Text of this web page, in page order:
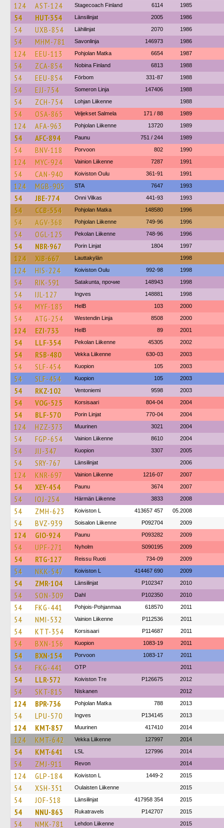
124 AST-124 Stagecoach Finland 6114 1985
54 HUT-354 Länsilinjat 2005 1986
54 UXB-854 Lähilinjat 2070 1986
54 MHM-781 Savonlinja 146973 1986
124 EEU-113 Pohjolan Matka 6654 1987
54 ZCA-854 Nobina Finland 6813 1988
54 EEU-854 Förbom 331-87 1988
54 EJJ-754 Someron Linja 147406 1988
54 ZCH-754 Lohjan Liikenne 1988
54 OSA-865 Veljekset Salmela 171 / 88 1989
124 AFA-963 Pohjolan Liikenne 13720 1989
54 AFC-894 Paunu 751 / 244 1989
54 BNV-118 Porvoon 802 1990
124 MYC-924 Vainion Liikenne 7287 1991
54 CAN-940 Koiviston Oulu 361-91 1991
124 MGB-905 STA 7647 1993
54 JBE-774 Onni Vilkas 441-93 1993
54 CCB-554 Pohjolan Matka 148580 1996
54 AGV-368 Pohjolan Liikenne 749-96 1996
54 OGL-125 Pekolan Liikenne 748-96 1996
54 NBR-967 Porin Linjat 1804 1997
124 XIB-667 Lauttakylän 1998
124 HIS-224 Koiviston Oulu 992-98 1998
54 RIK-591 Satakunta, прочие 148943 1998
54 IJL-127 Ingves 148881 1998
54 MYF-185 HelB 103 2000
54 ATG-254 Westendin Linja 8508 2000
124 EZI-733 HelB 89 2001
54 LLF-354 Pekolan Liikenne 45305 2002
54 RSB-480 Vekka Liikenne 630-03 2003
54 SLF-454 Kuopion 105 2003
54 SLF-454 Kuopion 105 2003
54 RKZ-102 Ventoniemi 9598 2003
54 VOG-525 Korsisaari 804-04 2004
54 BLF-570 Porin Linjat 770-04 2004
124 HZZ-373 Muurinen 3021 2004
54 FGP-654 Vainion Liikenne 8610 2004
54 JIJ-347 Kuopion 3307 2005
54 SRY-767 Länsilinjat 2006
124 KNR-697 Vainion Liikenne 1216-07 2007
54 XEY-454 Paunu 3674 2007
54 IOJ-254 Härmän Liikenne 3833 2008
54 ZMH-623 Koiviston L 413657 457 05.2008
54 BVZ-939 Soisalon Liikenne P092704 2009
124 GIO-924 Paunu P093282 2009
54 UPF-271 Nyholm S090195 2009
54 RTG-127 Reissu Ruoti 734-09 2009
54 NKK-547 Koiviston L 414467 690 2009
54 ZMR-104 Länsilinjat P102347 2010
54 SON-309 Dahl P102350 2010
54 FKG-441 Pohjois-Pohjanmaa 618570 2011
54 NMI-532 Vainion Liikenne P112536 2011
54 KTT-354 Korsisaari P114687 2011
54 BXN-156 Kuopion 1083-19 2011
54 BXN-154 Porvoon 1083-17 2011
54 FKG-441 OTP 2011
54 LLR-572 Koiviston Tre P126675 2012
54 SKT-815 Niskanen 2012
124 BPR-736 Pohjolan Matka 788 2013
54 LPU-570 Ingves P134145 2013
124 KMT-857 Muurinen 417410 2014
124 KMT-642 Vekka Liikenne 127997 2014
54 KMT-641 LSL 127996 2014
54 ZMJ-911 Revon 2014
124 GLP-184 Koiviston L 1449-2 2015
54 XSH-351 Oulaisten Liikenne 2015
54 JOF-518 Länsilinjat 417958 354 2015
54 NNU-863 Rukatravels P142707 2015
54 NMK-781 Lehdon Liikenne 2015